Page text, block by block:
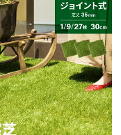
ません。必ずオーダーフ
りご注文ください※